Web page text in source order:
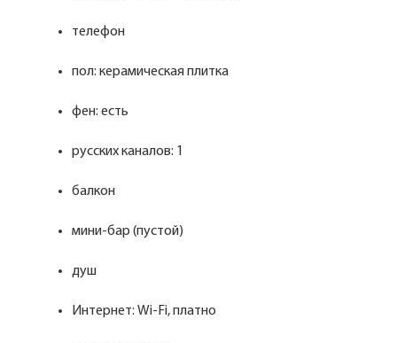
телефон
пол: керамическая плитка
фен: есть
русских каналов: 1
балкон
мини-бар (пустой)
душ
Интернет: Wi-Fi, платно